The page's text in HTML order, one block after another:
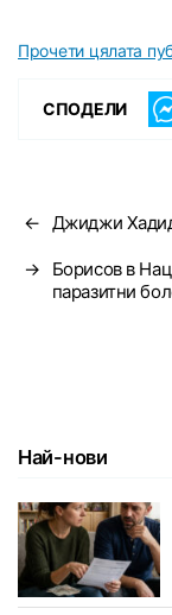
Прочети цялата
СПОДЕЛИ
← Джиджи
→
Борисов в
паразитни
Най-нови